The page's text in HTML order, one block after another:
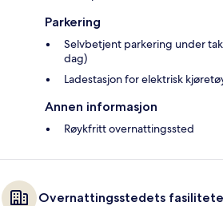
Parkering
Selvbetjent parkering under
dag)
Ladestasjon for elektrisk
Annen informasjon
Røykfritt overnattingssted
Overnattingsstedets